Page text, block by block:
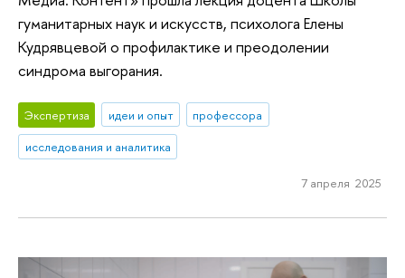
гуманитарных наук и искусств, психолога Елены
Кудрявцевой о профилактике и преодолении
синдрома выгорания.
Экспертиза идеи и опыт
профессора
исследования и аналитика
7 апреля 2025